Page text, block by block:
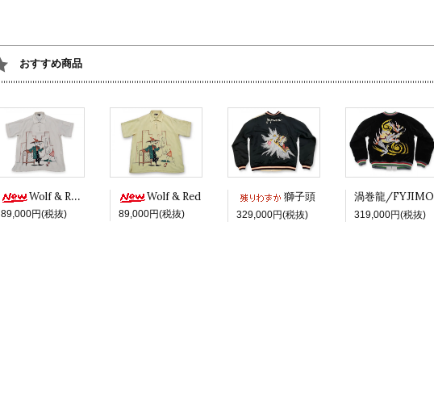
おすすめ商品
Wolf & Red -White ver.-
89,000円(税抜)
Wolf & Red
89,000円(税抜)
獅子頭
329,000円(税抜)
渦巻龍/FYJIMO
319,000円(税抜)